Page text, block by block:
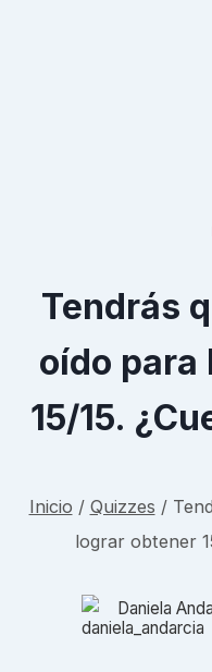
Tendrás
oído para
15/15.
Inicio / Quizzes /
lograr obtener
Daniela